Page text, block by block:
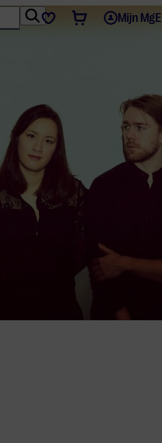
FavorietenTicketsMijn MgE